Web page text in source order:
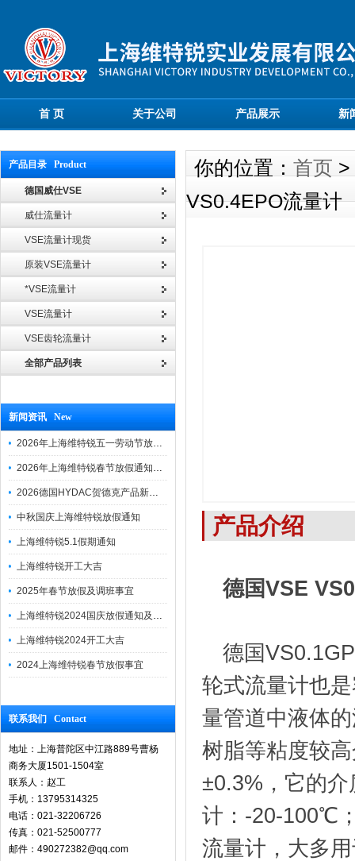
首 页 关于公司 产品展示 新
产品目录 Product
德国威仕VSE
威仕流量计
VSE流量计现货
原装VSE流量计
*VSE流量计
VSE流量计
VSE齿轮流量计
全部产品列表
新闻资讯 New
2026年上海维特锐五一劳动节放假通知
2026年上海维特锐春节放假通知及调班安排
2026德国HYDAC贺德克产品新到一批现货
中秋国庆上海维特锐放假通知
上海维特锐5.1假期通知
上海维特锐开工大吉
2025年春节放假及调班事宜
上海维特锐2024国庆放假通知及调休安排
上海维特锐2024开工大吉
2024上海维特锐春节放假事宜
联系我们 Contact
地址：上海普陀区中江路889号曹杨
商务大厦1501-1504室
联系人：赵工
手机：13795314325
电话：021-32206726
传真：021-52500777
邮件：490272382@qq.com
你的位置： 首页 >
VS0.4EPO流量计
产品介绍
德国VSE
德国
轮式流量计也
量管道中液体
树脂等粘度较
±0.3%，它的
计：-20-100℃
流量计，大多